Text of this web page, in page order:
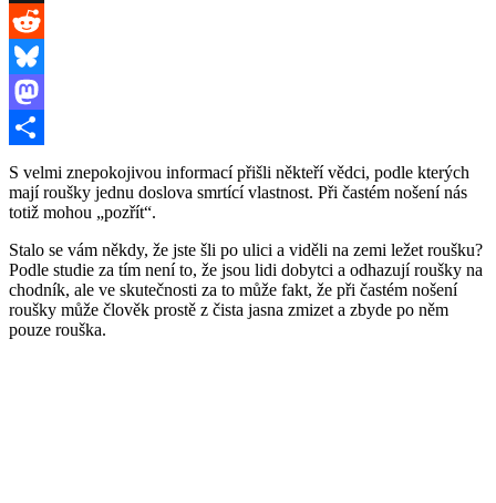
Threads
Reddit
Bluesky
Mastodon
Share
S velmi znepokojivou informací přišli někteří vědci, podle kterých
mají roušky jednu doslova smrtící vlastnost. Při častém nošení nás
totiž mohou „pozřít“.
Stalo se vám někdy, že jste šli po ulici a viděli na zemi ležet roušku?
Podle studie za tím není to, že jsou lidi dobytci a odhazují roušky na
chodník, ale ve skutečnosti za to může fakt, že při častém nošení
roušky může člověk prostě z čista jasna zmizet a zbyde po něm
pouze rouška.